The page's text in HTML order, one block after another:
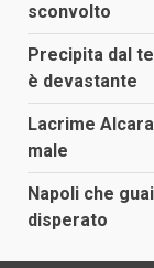
sconvolto
Precipita dal
è devastante
Lacrime
male
Napoli che
disperato